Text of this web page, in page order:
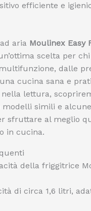
efficiente e
aria Moulinex Easy
scelta per
dalle
cucina sana e
nella lettura,
modelli simili e
sfruttare al meglio
in cucina.
della friggitrice
di circa 1,6 litri,